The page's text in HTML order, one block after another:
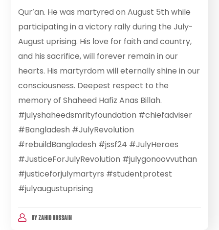
Qur’an. He was martyred on August 5th while
participating in a victory rally during the July-
August uprising. His love for faith and country,
and his sacrifice, will forever remain in our
hearts. His martyrdom will eternally shine in our
consciousness. Deepest respect to the
memory of Shaheed Hafiz Anas Billah.
#julyshaheedsmrityfoundation #chiefadviser
#Bangladesh #JulyRevolution
#rebuildBangladesh #jssf24 #JulyHeroes
#JusticeForJulyRevolution #julygonoovvuthan
#justiceforjulymartyrs #studentprotest
#julyaugustuprising
BYZAHID HOSSAIN